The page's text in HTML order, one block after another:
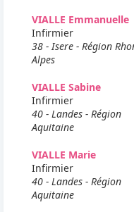
VIALLE Emmanuelle
Infirmier
38 - Isere - Région
Alpes
VIALLE Sabine
Infirmier
40 - Landes - Région
Aquitaine
VIALLE Marie
Infirmier
40 - Landes - Région
Aquitaine